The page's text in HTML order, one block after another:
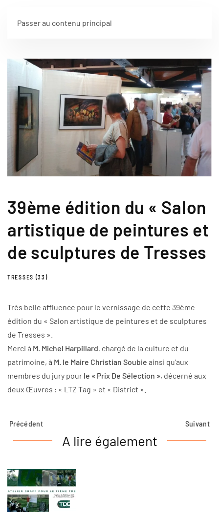
Passer au contenu principal
Frédéric Esplandiu
39ème édition du « Salon
artistique de peintures et
de sculptures de Tresses
TRESSES (33)
Très belle affluence pour le vernissage de cette 39ème
édition du « Salon artistique de peintures et de sculptures
de Tresses ».
Merci à M. Michel Harpillard, chargé de la culture et du
patrimoine, à M. le Maire Christian Soubie ainsi qu’aux
membres du jury pour le « Prix De Sélection », décerné aux
deux Œuvres : « LTZ Tag » et « District ».
Précédent Suivant
A lire également